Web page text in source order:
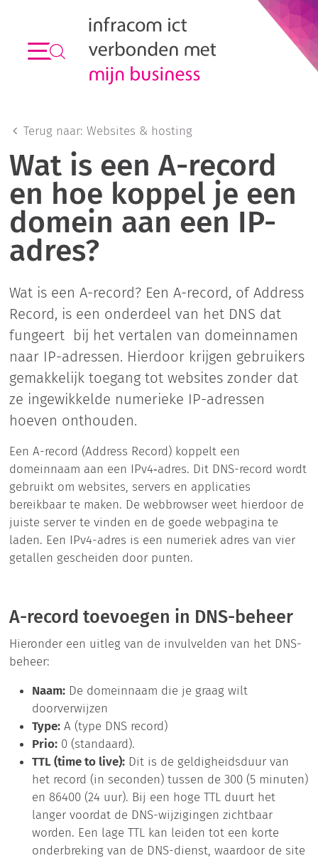
Terug naar:Websites & hosting
Wat is een A-record
en hoe koppel je een
domein aan een IP-
adres?
Wat is een A-record? Een A-record, of Address
Record, is een onderdeel van het DNS dat
fungeert bij het vertalen van domeinnamen
naar IP-adressen. Hierdoor krijgen gebruikers
gemakkelijk toegang tot websites zonder dat
ze ingewikkelde numerieke IP-adressen
hoeven onthouden.
Een A-record (Address Record) koppelt een
domeinnaam aan een IPv4‑adres. Dit DNS-record wordt
gebruikt om websites, servers en applicaties
bereikbaar te maken. De webbrowser weet hierdoor de
juiste server te vinden en de goede webpagina te
laden. Een IPv4-adres is een numeriek adres van vier
getallen gescheiden door punten.
A-record toevoegen in DNS-beheer
Hieronder een uitleg van de invulvelden van het DNS-
beheer:
Naam:De domeinnaam die je graag wilt
doorverwijzen
Type:A (type DNS record)
Prio:0 (standaard).
TTL (time to live):Dit is de geldigheidsduur van
het record (in seconden) tussen de 300 (5 minuten)
en 86400 (24 uur). Bij een hoge TTL duurt het
langer voordat de DNS-wijzigingen zichtbaar
worden. Een lage TTL kan leiden tot een korte
onderbreking van de DNS-dienst, waardoor de site